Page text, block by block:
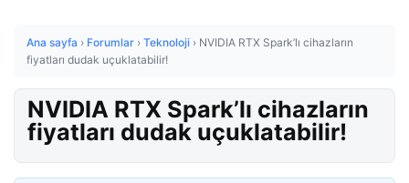
Ana sayfa › Forumlar › Teknoloji › NVIDIA RTX Spark’lı cihazların
fiyatları dudak uçuklatabilir!
NVIDIA RTX Spark’lı cihazların
fiyatları dudak uçuklatabilir!